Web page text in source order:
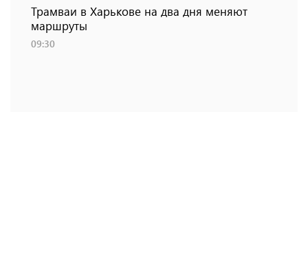
Трамваи в Харькове на два дня меняют
маршруты
09:30